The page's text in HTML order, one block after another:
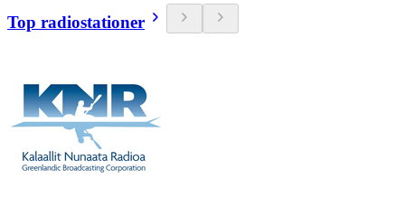
Top radiostationer